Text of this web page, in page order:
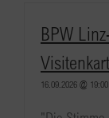
BPW
16.09.2026 @ 19:00